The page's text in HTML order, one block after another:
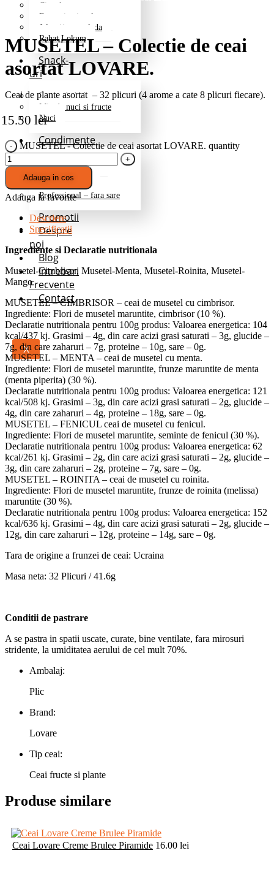
Ciocolata
Fructe in ciocolata
Jeleuri/marmelada
Rahat Lokum
Snack-
uri
Fructe deshidratate
Mix de nuci si fructe
Nuci
Condimente
Mixuri de baza
Pentru cartofi
Professional – fara sare
Promotii
Despre
noi
Blog
Intrebari
Frecvente
Contact
X
MUSETEL – Colectie de ceai
asortat LOVARE.
Ceai de plante asortat – 32 plicuri (4 arome a cate 8 plicuri fiecare).
15.50 lei
MUSETEL - Colectie de ceai asortat LOVARE. quantity
Adauga in cos
Adauga la favorite
Descriere
Specificatii
Ingrediente si Declaratie nutritionala
Musetel-Cimbrisor, Musetel-Menta, Musetel-Roinita, Musetel-
Mango
MUSETEL – CIMBRISOR – ceai de musetel cu cimbrisor.
Ingrediente: Flori de musetel maruntite, cimbrisor (10 %).
Declaratie nutritionala pentru 100g produs: Valoarea energetica: 104
kcal/437 kj. Grasimi – 4g, din care acizi grasi saturati – 3g, glucide –
7g, din care zaharuri – 7g, proteine – 10g, sare – 0g.
MUSETEL – MENTA – ceai de musetel cu menta.
Ingrediente: Flori de musetel maruntite, frunze maruntite de menta
(menta piperita) (30 %).
Declaratie nutritionala pentru 100g produs: Valoarea energetica: 121
kcal/508 kj. Grasimi – 3g, din care acizi grasi saturati – 2g, glucide –
4g, din care zaharuri – 4g, proteine – 18g, sare – 0g.
MUSETEL – FENICUL ceai de musetel cu fenicul.
Ingrediente: Flori de musetel maruntite, seminte de fenicul (30 %).
Declaratie nutritionala pentru 100g produs: Valoarea energetica: 62
kcal/261 kj. Grasimi – 2g, din care acizi grasi saturati – 2g, glucide –
3g, din care zaharuri – 2g, proteine – 7g, sare – 0g.
MUSETEL – ROINITA – ceai de musetel cu roinita.
Ingrediente: Flori de musetel maruntite, frunze de roinita (melissa)
maruntite (30 %).
Declaratie nutritionala pentru 100g produs: Valoarea energetica: 152
kcal/636 kj. Grasimi – 4g, din care acizi grasi saturati – 2g, glucide –
12g, din care zaharuri – 12g, proteine – 14g, sare – 0g.
Tara de origine a frunzei de ceai: Ucraina
Masa neta: 32 Plicuri / 41.6g
Conditii de pastrare
A se pastra in spatii uscate, curate, bine ventilate, fara mirosuri
stridente, la umiditatea aerului de cel mult 70%.
Ambalaj:
Plic
Brand:
Lovare
Tip ceai:
Ceai fructe si plante
Produse similare
Ceai Lovare Creme Brulee Piramide 16.00 lei